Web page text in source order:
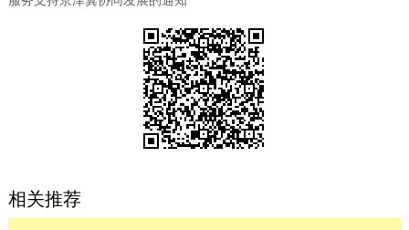
法人服务
利企服务
政民互动
相关推荐